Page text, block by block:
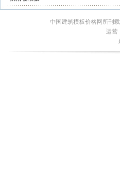
中国建筑模板价格网所刊
运营